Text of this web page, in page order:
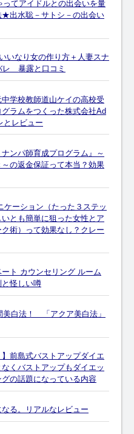
てアイドルとの出会いを量
★出水聡－サトシ－の出会い
いなり女の作り方＋人妻スナ
暴露と口コミ
中学校教師道山ケイの高校受
ラムをつくった株式会社Ad
とレビュー
ンパ師育成プログラム』～
の返金保証って本当？効果
ーション（たった３ステッ
とも簡単に狙った女性とア
術）って効果なし？クレー
ト カウンセリング ルーム
と怪しい噂
白法！ 「アクア美白法」
】前島式バストアップダイエ
くバストアップもダイエッ
の話題になっている内容
る。リアルなレビュー